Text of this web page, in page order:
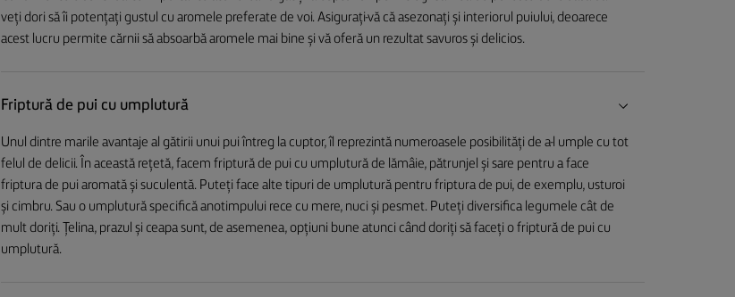
veți dori să îi potențați gustul cu aromele preferate de voi. Asigurați-vă că asezonați și interiorul puiului, deoarece
acest lucru permite cărnii să absoarbă aromele mai bine și vă oferă un rezultat savuros și delicios.
Friptură de pui cu umplutură
Unul dintre marile avantaje al gătirii unui pui întreg la cuptor, îl reprezintă numeroasele posibilități de a-l umple cu tot
felul de delicii. În această rețetă, facem friptură de pui cu umplutură de lămâie, pătrunjel și sare pentru a face
friptura de pui aromată și suculentă. Puteți face alte tipuri de umplutură pentru friptura de pui, de exemplu, usturoi
și cimbru. Sau o umplutură specifică anotimpului rece cu mere, nuci și pesmet. Puteți diversifica legumele cât de
mult doriți. Țelina, prazul și ceapa sunt, de asemenea, opțiuni bune atunci când doriți să faceți o friptură de pui cu
umplutură.